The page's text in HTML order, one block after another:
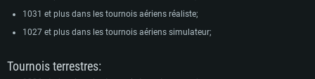
1031 et plus dans les tournois aériens réaliste;
1027 et plus dans les tournois aériens simulateur;
Tournois terrestres: